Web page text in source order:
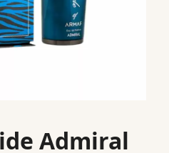
Admiral